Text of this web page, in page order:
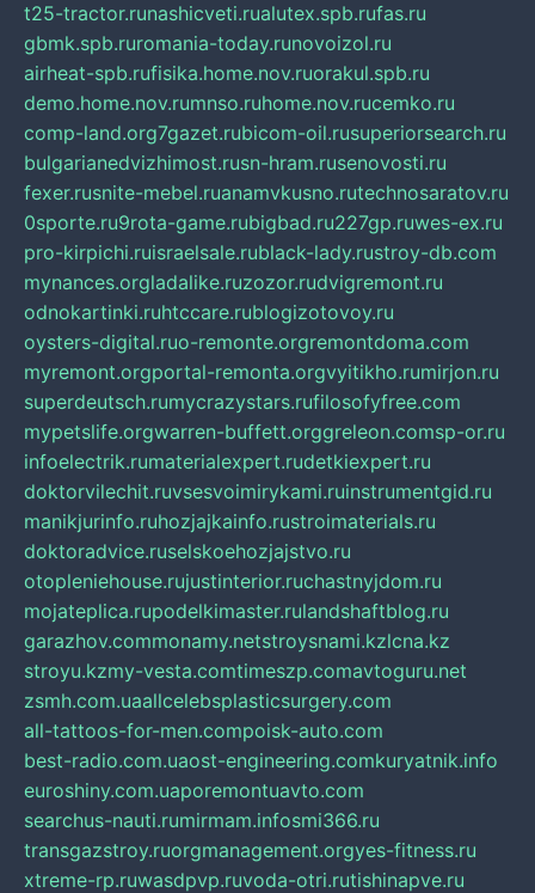
t25-tractor.runashicveti.rualutex.spb.rufas.ru
gbmk.spb.ruromania-today.runovoizol.ru
airheat-spb.rufisika.home.nov.ruorakul.spb.ru
demo.home.nov.rumnso.ruhome.nov.rucemko.ru
comp-land.org7gazet.rubicom-oil.rusuperiorsearch.ru
bulgarianedvizhimost.rusn-hram.rusenovosti.ru
fexer.rusnite-mebel.ruanamvkusno.rutechnosaratov.ru
0sporte.ru9rota-game.rubigbad.ru227gp.ruwes-ex.ru
pro-kirpichi.ruisraelsale.rublack-lady.rustroy-db.com
mynances.orgladalike.ruzozor.rudvigremont.ru
odnokartinki.ruhtccare.rublogizotovoy.ru
oysters-digital.ruo-remonte.orgremontdoma.com
myremont.orgportal-remonta.orgvyitikho.rumirjon.ru
superdeutsch.rumycrazystars.rufilosofyfree.com
mypetslife.orgwarren-buffett.orggreleon.comsp-or.ru
infoelectrik.rumaterialexpert.rudetkiexpert.ru
doktorvilechit.ruvsesvoimirykami.ruinstrumentgid.ru
manikjurinfo.ruhozjajkainfo.rustroimaterials.ru
doktoradvice.ruselskoehozjajstvo.ru
otopleniehouse.rujustinterior.ruchastnyjdom.ru
mojateplica.rupodelkimaster.rulandshaftblog.ru
garazhov.commonamy.netstroysnami.kzlcna.kz
stroyu.kzmy-vesta.comtimeszp.comavtoguru.net
zsmh.com.uaallcelebsplasticsurgery.com
all-tattoos-for-men.compoisk-auto.com
best-radio.com.uaost-engineering.comkuryatnik.info
euroshiny.com.uaporemontuavto.com
searchus-nauti.rumirmam.infosmi366.ru
transgazstroy.ruorgmanagement.orgyes-fitness.ru
xtreme-rp.ruwasdpvp.ruvoda-otri.rutishinapve.ru